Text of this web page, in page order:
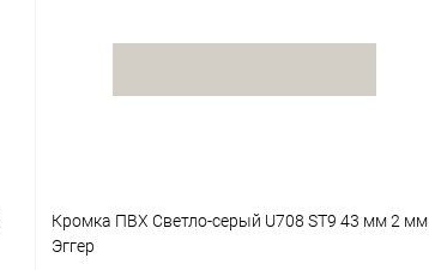
Кромка ПВХ Светло-серый U708 ST9 43 мм 2 мм
Эггер